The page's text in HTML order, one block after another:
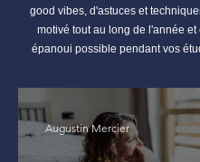
good vibes, d'astuces et
motivé tout au long de l'année et
épanoui possible pendant vos
Augustin Mercier